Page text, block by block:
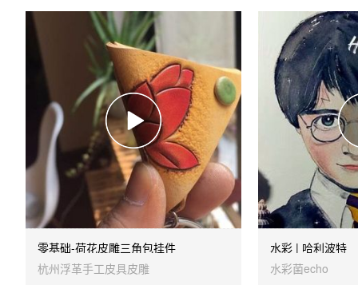
零基础-荷花皮雕三角包挂件
杭州浮革手工皮具皮雕
水彩 | 哈利波特
水彩菌echo